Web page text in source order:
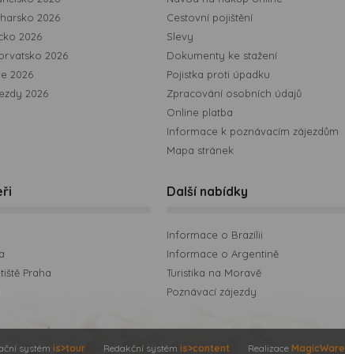
2026
2026
2026
2026
2026
Cestovní pojištění
Slevy
Dokumenty ke stažení
Pojistka proti úpadku
Zpracování osobních údajů
Online platba
Informace k poznávacím zájezdům
Mapa stránek
Praha
Další nabídky
Informace o Brazílii
Informace o Argentině
Turistika na Moravě
Poznávací zájezdy
systém is>tour Redakční systém is>content Realizace MagicWare